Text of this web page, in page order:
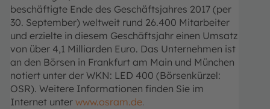
beschäftigte Ende des Geschäftsjahres 2017 (per
30. September) weltweit rund 26.400 Mitarbeiter
und erzielte in diesem Geschäftsjahr einen Umsatz
von über 4,1 Milliarden Euro. Das Unternehmen ist
an den Börsen in Frankfurt am Main und München
notiert unter der WKN: LED 400 (Börsenkürzel:
OSR). Weitere Informationen finden Sie im
Internet unter www.osram.de.